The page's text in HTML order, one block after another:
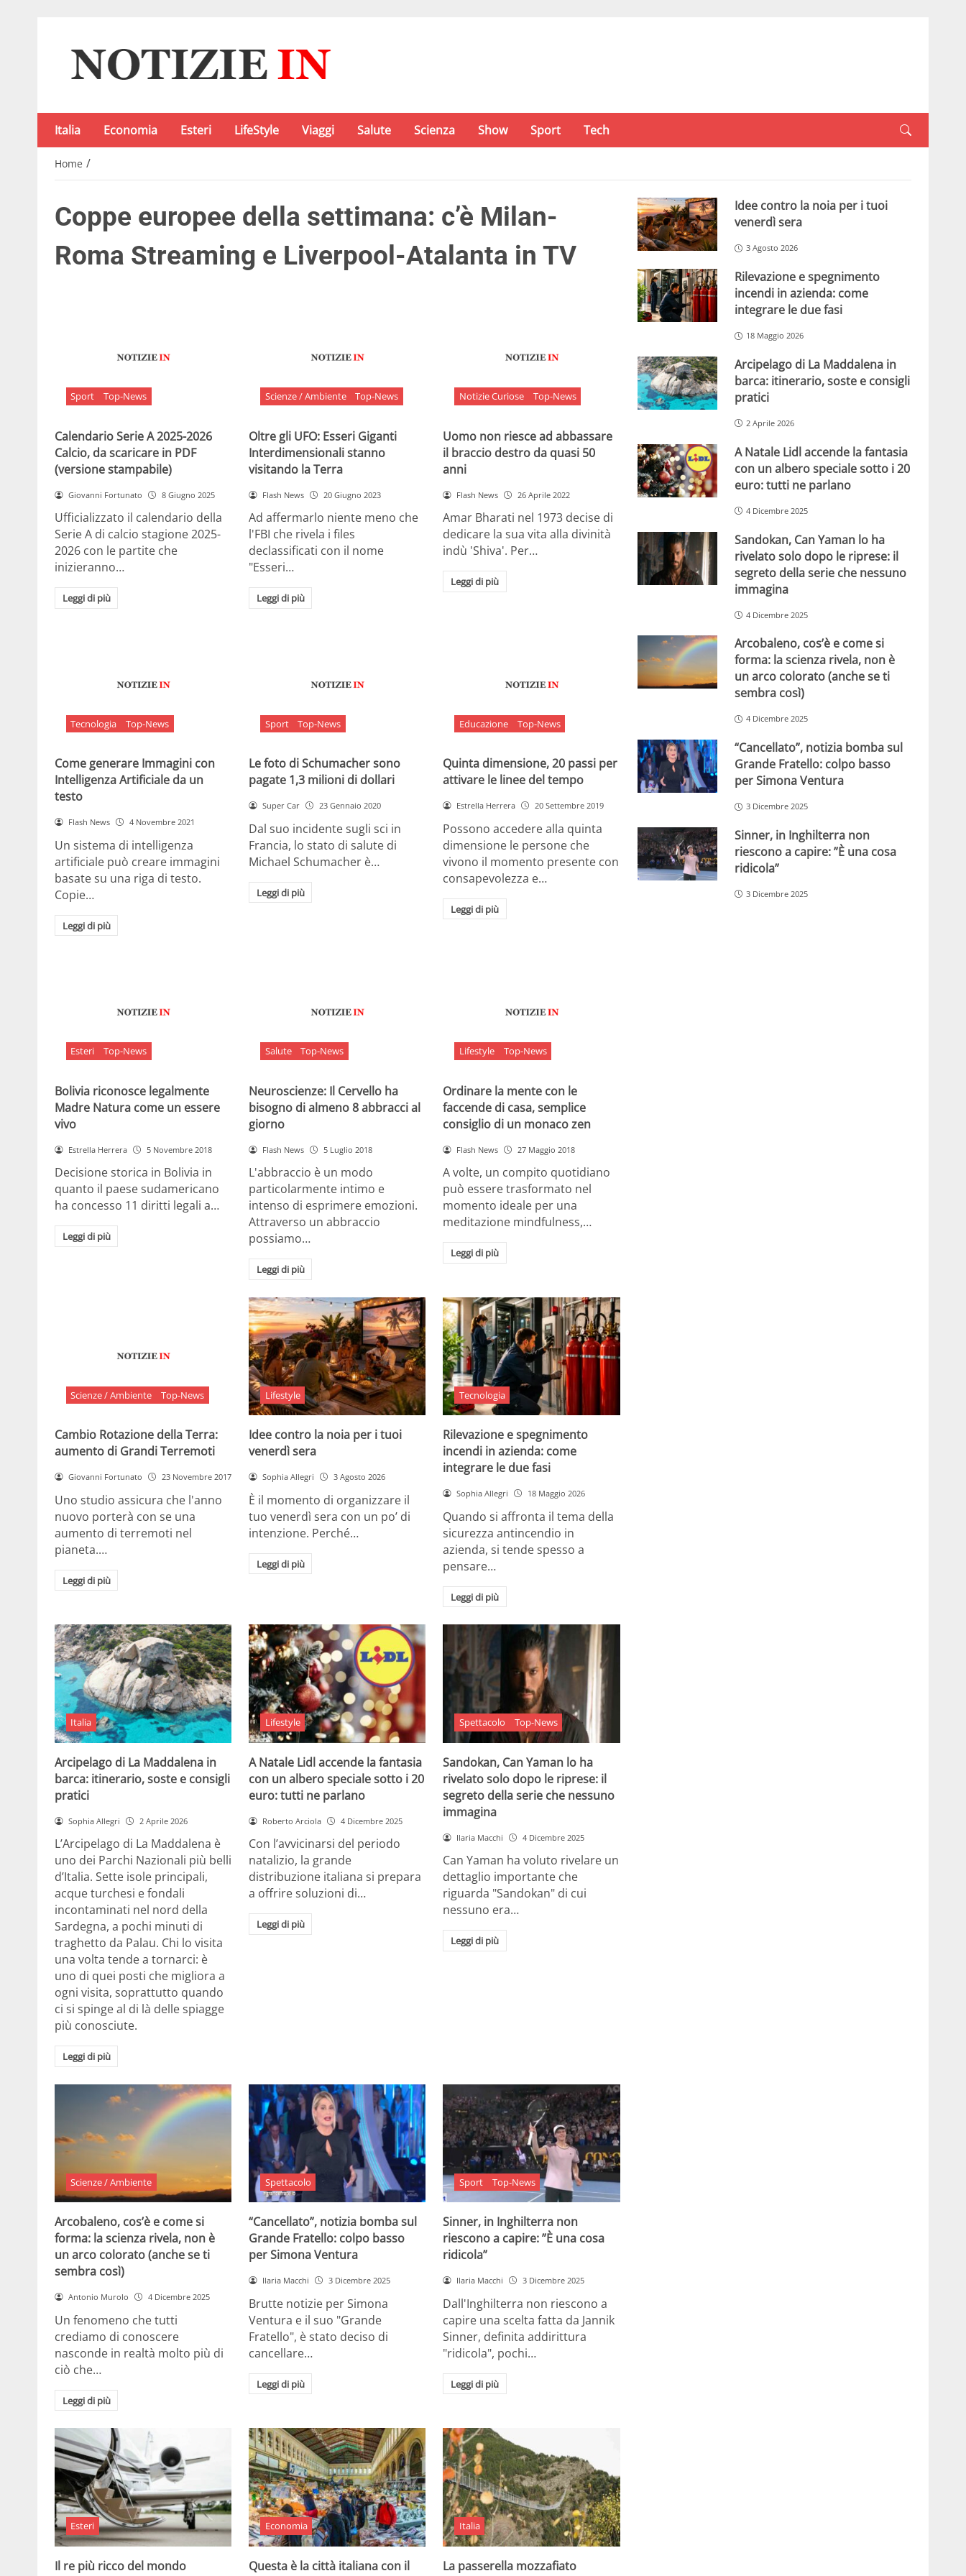
Italia Economia Esteri LifeStyle Viaggi Salute Scienza Show Sport Tech
Home /
Coppe europee della settimana: c’è Milan-
Roma Streaming e Liverpool-Atalanta in TV
Sport Top-News
Calendario Serie A 2025-2026
Calcio, da scaricare in PDF
(versione stampabile)
Giovanni Fortunato 8 Giugno 2025
Ufficializzato il calendario della
Serie A di calcio stagione 2025-
2026 con le partite che
inizieranno…
Leggi di più
Scienze / Ambiente Top-News
Oltre gli UFO: Esseri Giganti
Interdimensionali stanno
visitando la Terra
Flash News 20 Giugno 2023
Ad affermarlo niente meno che
l'FBI che rivela i files
declassificati con il nome
"Esseri…
Leggi di più
Notizie Curiose Top-News
Uomo non riesce ad abbassare
il braccio destro da quasi 50
anni
Flash News 26 Aprile 2022
Amar Bharati nel 1973 decise di
dedicare la sua vita alla divinità
indù 'Shiva'. Per…
Leggi di più
Tecnologia Top-News
Come generare Immagini con
Intelligenza Artificiale da un
testo
Flash News 4 Novembre 2021
Un sistema di intelligenza
artificiale può creare immagini
basate su una riga di testo.
Copie…
Leggi di più
Sport Top-News
Le foto di Schumacher sono
pagate 1,3 milioni di dollari
Super Car 23 Gennaio 2020
Dal suo incidente sugli sci in
Francia, lo stato di salute di
Michael Schumacher è…
Leggi di più
Educazione Top-News
Quinta dimensione, 20 passi per
attivare le linee del tempo
Estrella Herrera 20 Settembre 2019
Possono accedere alla quinta
dimensione le persone che
vivono il momento presente con
consapevolezza e…
Leggi di più
Esteri Top-News
Bolivia riconosce legalmente
Madre Natura come un essere
vivo
Estrella Herrera 5 Novembre 2018
Decisione storica in Bolivia in
quanto il paese sudamericano
ha concesso 11 diritti legali a…
Leggi di più
Salute Top-News
Neuroscienze: Il Cervello ha
bisogno di almeno 8 abbracci al
giorno
Flash News 5 Luglio 2018
L'abbraccio è un modo
particolarmente intimo e
intenso di esprimere emozioni.
Attraverso un abbraccio
possiamo…
Leggi di più
Lifestyle Top-News
Ordinare la mente con le
faccende di casa, semplice
consiglio di un monaco zen
Flash News 27 Maggio 2018
A volte, un compito quotidiano
può essere trasformato nel
momento ideale per una
meditazione mindfulness,…
Leggi di più
Scienze / Ambiente Top-News
Cambio Rotazione della Terra:
aumento di Grandi Terremoti
Giovanni Fortunato 23 Novembre 2017
Uno studio assicura che l'anno
nuovo porterà con se una
aumento di terremoti nel
pianeta.…
Leggi di più
Lifestyle
Idee contro la noia per i tuoi
venerdì sera
Sophia Allegri 3 Agosto 2026
È il momento di organizzare il
tuo venerdì sera con un po’ di
intenzione. Perché…
Leggi di più
Tecnologia
Rilevazione e spegnimento
incendi in azienda: come
integrare le due fasi
Sophia Allegri 18 Maggio 2026
Quando si affronta il tema della
sicurezza antincendio in
azienda, si tende spesso a
pensare…
Leggi di più
Italia
Arcipelago di La Maddalena in
barca: itinerario, soste e consigli
pratici
Sophia Allegri 2 Aprile 2026
L’Arcipelago di La Maddalena è
uno dei Parchi Nazionali più belli
d’Italia. Sette isole principali,
acque turchesi e fondali
incontaminati nel nord della
Sardegna, a pochi minuti di
traghetto da Palau. Chi lo visita
una volta tende a tornarci: è
uno di quei posti che migliora a
ogni visita, soprattutto quando
ci si spinge al di là delle spiagge
più conosciute.
Leggi di più
Lifestyle
A Natale Lidl accende la fantasia
con un albero speciale sotto i 20
euro: tutti ne parlano
Roberto Arciola 4 Dicembre 2025
Con l’avvicinarsi del periodo
natalizio, la grande
distribuzione italiana si prepara
a offrire soluzioni di…
Leggi di più
Spettacolo Top-News
Sandokan, Can Yaman lo ha
rivelato solo dopo le riprese: il
segreto della serie che nessuno
immagina
Ilaria Macchi 4 Dicembre 2025
Can Yaman ha voluto rivelare un
dettaglio importante che
riguarda "Sandokan" di cui
nessuno era…
Leggi di più
Scienze / Ambiente
Arcobaleno, cos’è e come si
forma: la scienza rivela, non è
un arco colorato (anche se ti
sembra così)
Antonio Murolo 4 Dicembre 2025
Un fenomeno che tutti
crediamo di conoscere
nasconde in realtà molto più di
ciò che…
Leggi di più
Spettacolo
“Cancellato”, notizia bomba sul
Grande Fratello: colpo basso
per Simona Ventura
Ilaria Macchi 3 Dicembre 2025
Brutte notizie per Simona
Ventura e il suo "Grande
Fratello", è stato deciso di
cancellare…
Leggi di più
Sport Top-News
Sinner, in Inghilterra non
riescono a capire: ”È una cosa
ridicola”
Ilaria Macchi 3 Dicembre 2025
Dall'Inghilterra non riescono a
capire una scelta fatta da Jannik
Sinner, definita addirittura
"ridicola", pochi…
Leggi di più
Esteri
Il re più ricco del mondo
Economia
Questa è la città italiana con il
Italia
La passerella mozzafiato
Idee contro la noia per i tuoi
venerdì sera
3 Agosto 2026
Rilevazione e spegnimento
incendi in azienda: come
integrare le due fasi
18 Maggio 2026
Arcipelago di La Maddalena in
barca: itinerario, soste e consigli
pratici
2 Aprile 2026
A Natale Lidl accende la fantasia
con un albero speciale sotto i 20
euro: tutti ne parlano
4 Dicembre 2025
Sandokan, Can Yaman lo ha
rivelato solo dopo le riprese: il
segreto della serie che nessuno
immagina
4 Dicembre 2025
Arcobaleno, cos’è e come si
forma: la scienza rivela, non è
un arco colorato (anche se ti
sembra così)
4 Dicembre 2025
“Cancellato”, notizia bomba sul
Grande Fratello: colpo basso
per Simona Ventura
3 Dicembre 2025
Sinner, in Inghilterra non
riescono a capire: ”È una cosa
ridicola”
3 Dicembre 2025